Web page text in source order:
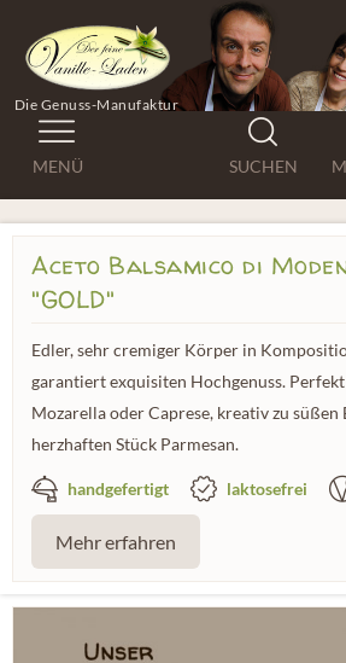
Die Genuss-Manufaktur
MENÜ SUCHEN
Aceto Balsamico di
"GOLD"
Edler, sehr cremiger Körper in
garantiert exquisiten Hochgenuss.
Mozarella oder Caprese, kreativ zu süßen
herzhaften Stück Parmesan.
handgefertigt laktosefrei
Mehr erfahren